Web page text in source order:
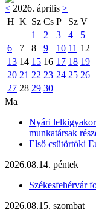
< 2026. április >
H K Sz Cs P Sz V
1
2 3 4
5
6
7 8 9 10 11 12
13 14 15 16 17 18 19
20 21 22 23 24 25 26
27 28 29 30
Ma
Nyári
munkatársak
Első csütörtöki
2026.08.14. péntek
Székesfehérvár
2026.08.15. szombat